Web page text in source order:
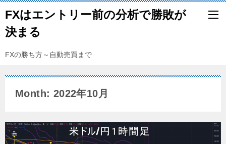
FXはエントリー前の分析で勝敗が
決まる
FXの勝ち方～自動売買まで
Month: 2022年10月